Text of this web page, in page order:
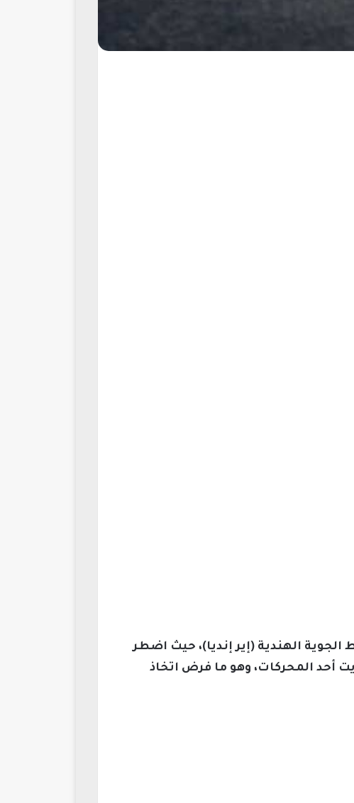
إقلاع طائرة من طراز «بوينغ 777» تابعة للخطوط الجوية الهندية (إير إنديا)، حيث اضطر
أحد المحركات، وهو ما فرض اتخاذ